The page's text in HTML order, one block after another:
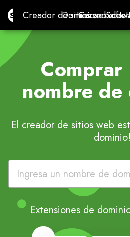
Site.proCreador de sitios web con
Creador de sitios web con
Dominios
Dominios
Correo
Correo
Comprar
nombre
El creador de sitios web
dominio!
Extensiones de